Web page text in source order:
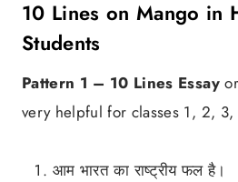
10 Lines on Mango in
Students
Pattern 1 – 10 Lines Essayor
very helpful for classes 1, 2,
आम भारत का राष्ट्रीय फल है।